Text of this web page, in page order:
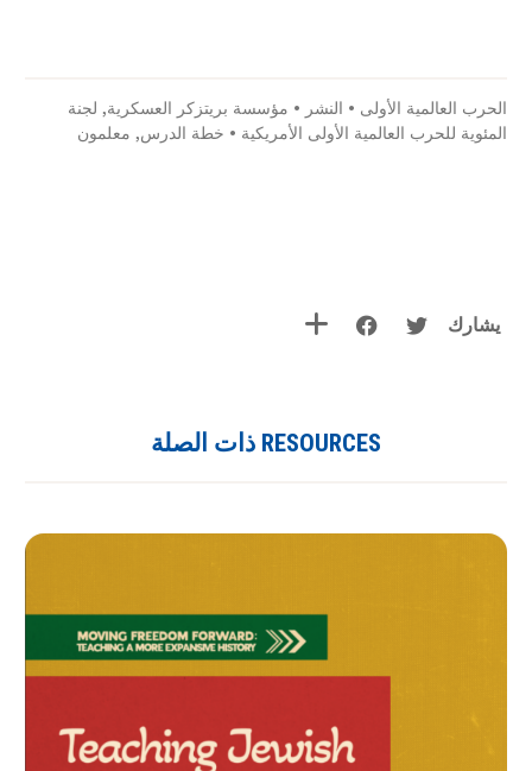
الحرب العالمية الأولى • النشر • مؤسسة بريتزكر العسكرية, لجنة
المئوية للحرب العالمية الأولى الأمريكية • خطة الدرس, معلمون
يشارك
RESOURCES ذات الصلة